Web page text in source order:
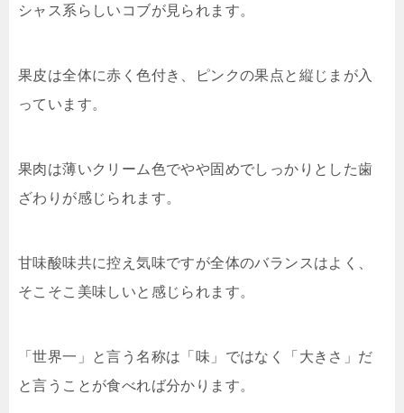
シャス系らしいコブが見られます。
果皮は全体に赤く色付き、ピンクの果点と縦じまが入
っています。
果肉は薄いクリーム色でやや固めでしっかりとした歯
ざわりが感じられます。
甘味酸味共に控え気味ですが全体のバランスはよく、
そこそこ美味しいと感じられます。
「世界一」と言う名称は「味」ではなく「大きさ」だ
と言うことが食べれば分かります。